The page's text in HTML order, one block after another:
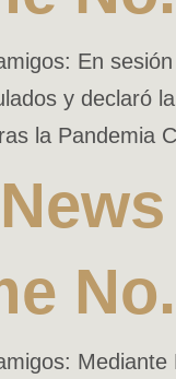
En
y declaró
la Pandemia